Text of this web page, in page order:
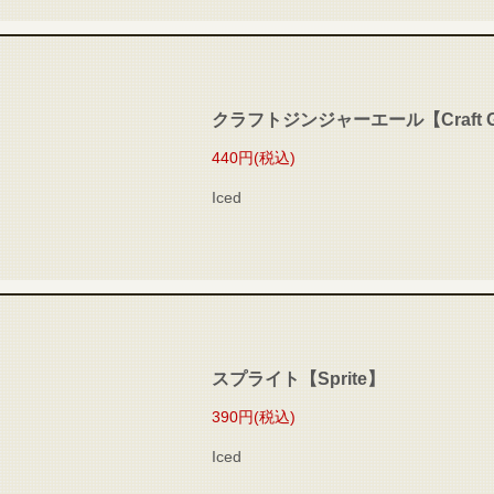
クラフトジンジャーエール【Craft
440円(税込)
Iced
スプライト【Sprite】
390円(税込)
Iced